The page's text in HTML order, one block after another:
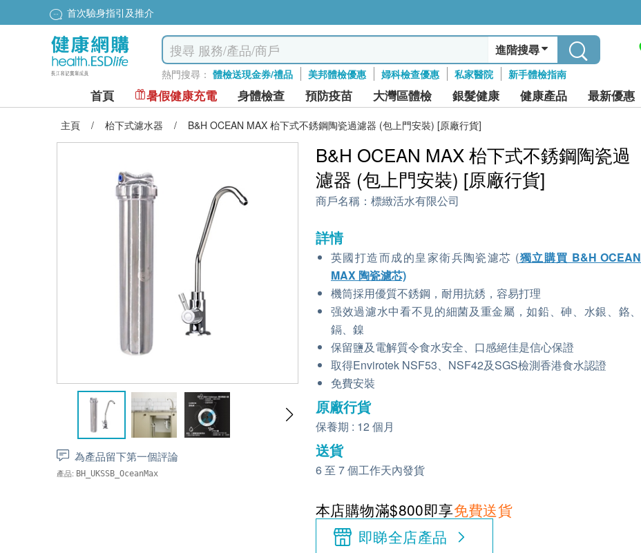
首次驗身指引及推介
進階搜尋
熱門搜尋： 體檢送現金券/禮品 美邦體檢優惠 婦科檢查優惠 私家醫院 新手體檢指南
首頁 暑假健康充電 身體檢查 預防疫苗 大灣區體檢 銀髮健康 健康產品 最新優惠
主頁 / 枱下式濾水器 / B&H OCEAN MAX 枱下式不銹鋼陶瓷過濾器 (包上門安裝) [原廠行貨]
為產品留下第一個評論
產品: BH_UKSSB_OceanMax
B&H OCEAN MAX 枱下式不銹鋼陶瓷過
濾器 (包上門安裝) [原廠行貨]
商戶名稱： 標緻活水有限公司
詳情
英國打造而成的皇家衛兵陶瓷濾芯 (獨立購買 B&H OCEAN
MAX 陶瓷濾芯)
機筒採用優質不銹鋼，耐用抗銹，容易打理
强效過濾水中看不見的細菌及重金屬，如鉛、砷、水銀、鉻、
鎘、鎳
保留鹽及電解質令食水安全、口感絕佳是信心保證
取得Envirotek NSF53、NSF42及SGS檢測香港食水認證
免費安裝
原廠行貨
保養期 : 12 個月
送貨
6 至 7 個工作天內發貨
本店購物滿$800即享免費送貨
即睇全店產品